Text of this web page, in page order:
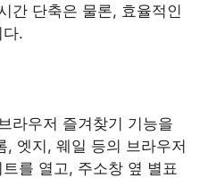
간 단축은 물론, 효율적인
.
라우저 즐겨찾기 기능을
, 엣지, 웨일 등의 브라우저
를 열고, 주소창 옆 별표